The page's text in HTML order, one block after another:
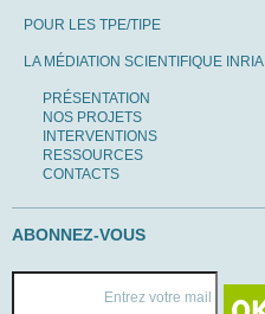
POUR LES TPE/TIPE
LA MÉDIATION SCIENTIFIQUE INRIA
PRÉSENTATION
NOS PROJETS
INTERVENTIONS
RESSOURCES
CONTACTS
ABONNEZ-VOUS